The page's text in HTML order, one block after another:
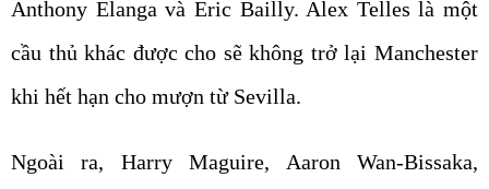
Anthony Elanga và Eric Bailly. Alex Telles là một
cầu thủ khác được cho sẽ không trở lại Manchester
khi hết hạn cho mượn từ Sevilla.
Ngoài ra, Harry Maguire, Aaron Wan-Bissaka,